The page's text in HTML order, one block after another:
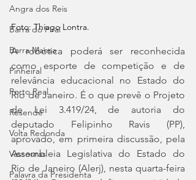
Angra dos Reis
Barra do Piraí
Barra Mansa
Pinheiral
Porto Real
Resende
Volta Redonda
Vassouras
Palavra da Presidenta
Foto: Thiago Lontra.
A robótica poderá ser reconhecida
como esporte de competição e de
relevância educacional no Estado do
Rio de Janeiro. É o que prevê o Projeto
de Lei 3.419/24, de autoria do
deputado Felipinho Ravis (PP),
aprovado, em primeira discussão, pela
Assembleia Legislativa do Estado do
Rio de Janeiro (Alerj), nesta quarta-feira